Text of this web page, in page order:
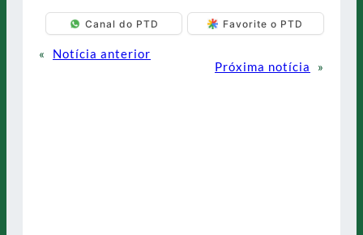
Canal do PTD Favorite o PTD
«
Notícia anterior
Próxima notícia
»